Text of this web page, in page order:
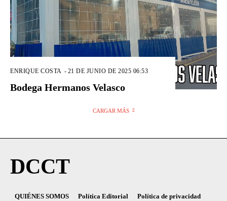
ENRIQUE COSTA - 21 DE JUNIO DE 2025 06:53
Bodega Hermanos Velasco
CARGAR MÁS
DCCT
QUIÉNES SOMOS Política Editorial Política de privacidad